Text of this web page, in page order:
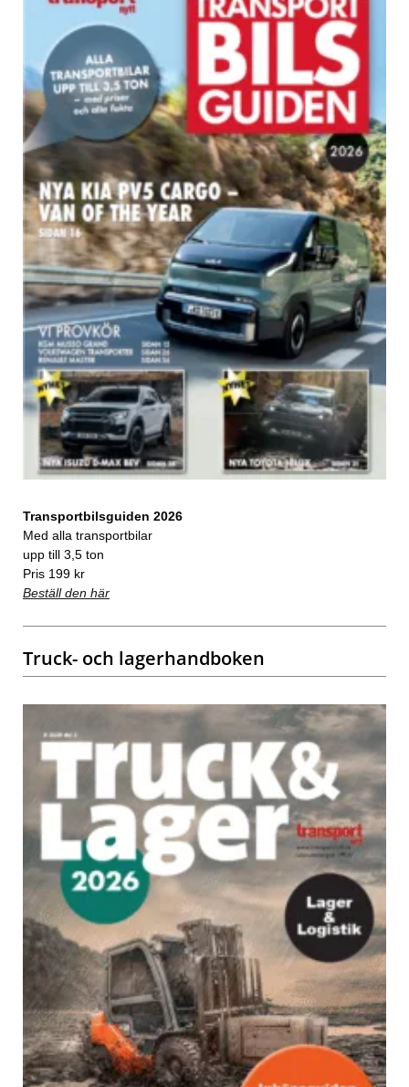
Transportbilsguiden 2026
Med alla transportbilar
upp till 3,5 ton
Pris 199 kr
Beställ den här
Truck- och lagerhandboken